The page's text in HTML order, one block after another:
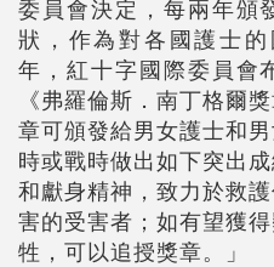
委員會決定，每兩年頒
狀，作為對各國護士
年，紅十字國際委員會
《弗羅倫斯．南丁格爾
章可頒發給男女護士和
時或戰時做出如下突出
和獻身精神，致力於救
害的受害者；如有望獲
牲，可以追授獎章。」